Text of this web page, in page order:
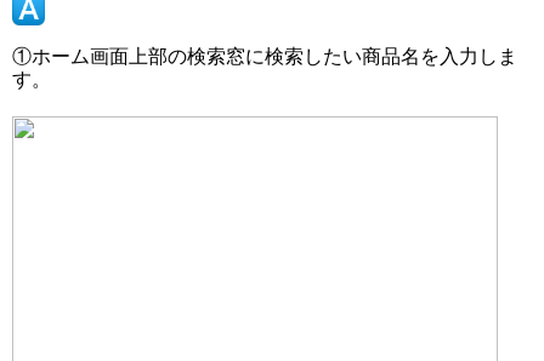
①ホーム画面上部の検索窓に検索したい商品名を入力しま
す。